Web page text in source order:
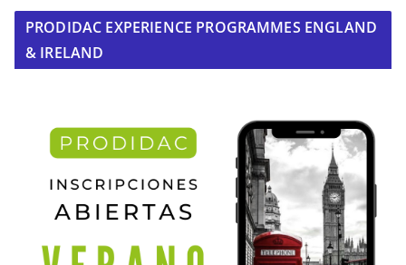
PRODIDAC EXPERIENCE PROGRAMMES ENGLAND
& IRELAND